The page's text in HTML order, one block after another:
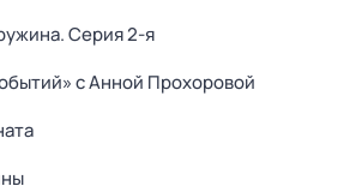
. Серия 2-я
с Анной Прохоровой